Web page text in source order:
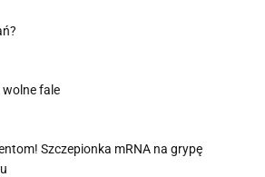
fale
Szczepionka mRNA na grypę